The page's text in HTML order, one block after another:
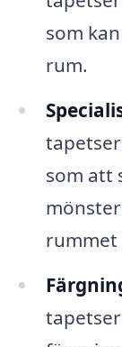
som
rum.
som att
rummet